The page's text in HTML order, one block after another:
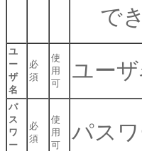
で
ユ
ー
ザ
名
必
須
使
用
可
ユーザ
パ
ス
ワ
ー
必
須
使
用
可
パス